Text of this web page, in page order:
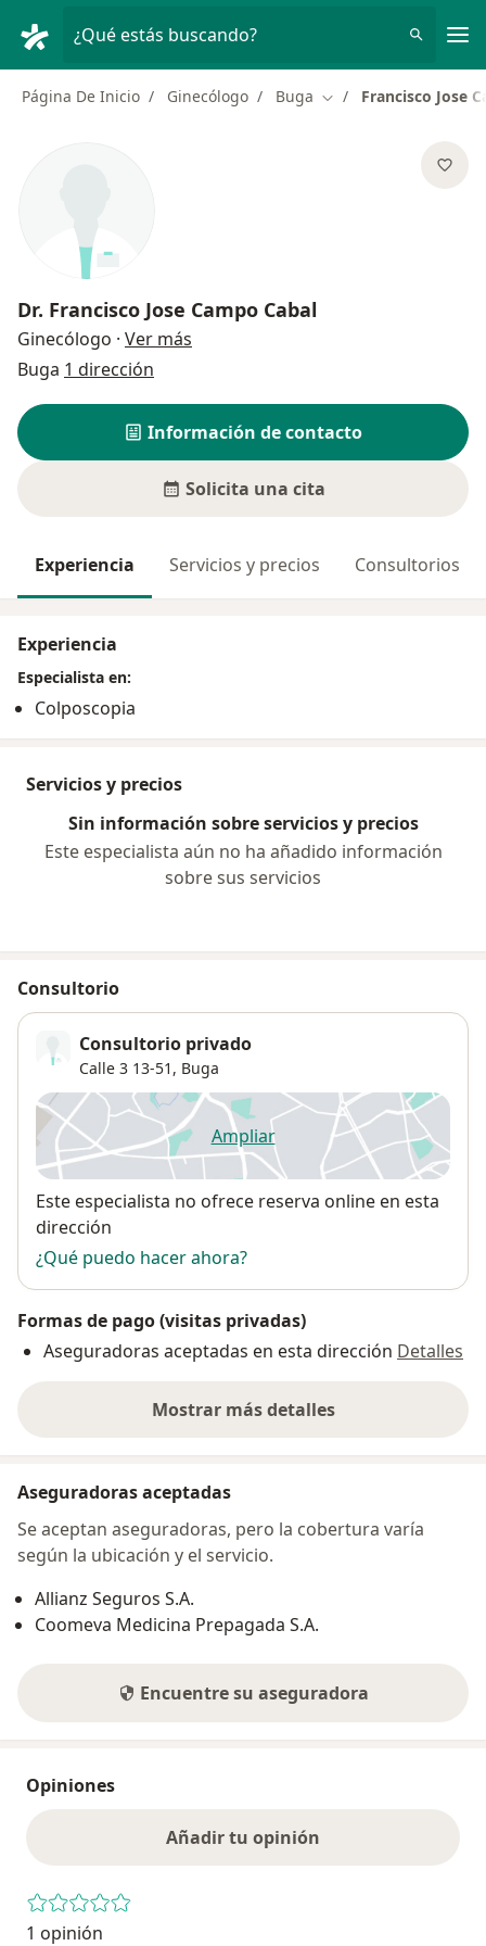
¿Qué estás buscando?
Página De Inicio Ginecólogo Buga Cambiar de ciudad
Francisco Jose
Dr. Francisco Jose Campo Cabal
Ginecólogo · Ver más
Buga 1 dirección
Información de contacto
Solicita una cita
Experiencia Servicios y precios Consultorios
Experiencia
Especialista en:
Colposcopia
Servicios y precios
Sin información sobre servicios y precios
Este especialista aún no ha añadido información
sobre sus servicios
Consultorio
Consultorio privado
Calle 3 13-51, Buga
Ampliarse abre en una nueva
Disponibilidad
Este especialista no ofrece reserva online en esta
dirección
¿Qué puedo hacer ahora?
Formas de pago (visitas privadas)
Aseguradoras aceptadas en esta dirección Detalles
Mostrar más detalles
sobre la dirección
Aseguradoras aceptadas
Se aceptan aseguradoras, pero la cobertura varía
según la ubicación y el servicio.
Allianz Seguros S.A.
Coomeva Medicina Prepagada S.A.
Encuentre su aseguradora
Opiniones
Añadir tu opinión
1 opinión